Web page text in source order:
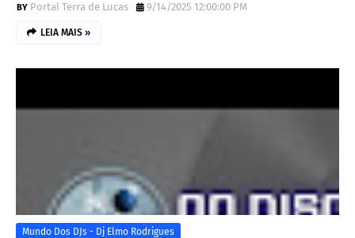
Portal Terra de Lucas 9/14/2025 12:00:00 PM
LEIA MAIS »
Mundo Dos DJs - Dj Elmo Rodrigues